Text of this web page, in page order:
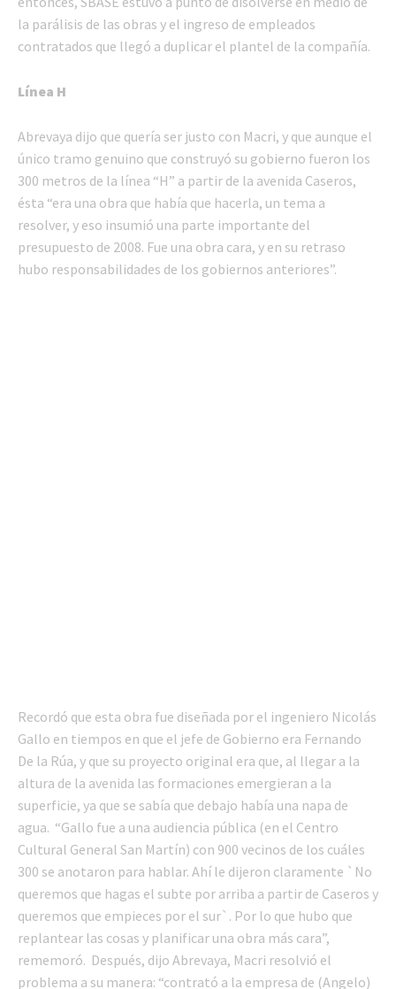
la parálisis de las obras y el ingreso de empleados
contratados que llegó a duplicar el plantel de la compañía.
Línea H
Abrevaya dijo que quería ser justo con Macri, y que aunque el
único tramo genuino que construyó su gobierno fueron los
300 metros de la línea “H” a partir de la avenida Caseros,
ésta “era una obra que había que hacerla, un tema a
resolver, y eso insumió una parte importante del
presupuesto de 2008. Fue una obra cara, y en su retraso
hubo responsabilidades de los gobiernos anteriores”.
Recordó que esta obra fue diseñada por el ingeniero Nicolás
Gallo en tiempos en que el jefe de Gobierno era Fernando
De la Rúa, y que su proyecto original era que, al llegar a la
altura de la avenida las formaciones emergieran a la
superficie, ya que se sabía que debajo había una napa de
agua. “Gallo fue a una audiencia pública (en el Centro
Cultural General San Martín) con 900 vecinos de los cuáles
300 se anotaron para hablar. Ahí le dijeron claramente `No
queremos que hagas el subte por arriba a partir de Caseros y
queremos que empieces por el sur`. Por lo que hubo que
replantear las cosas y planificar una obra más cara”,
rememoró. Después, dijo Abrevaya, Macri resolvió el
problema a su manera: “contrató a la empresa de (Angelo)